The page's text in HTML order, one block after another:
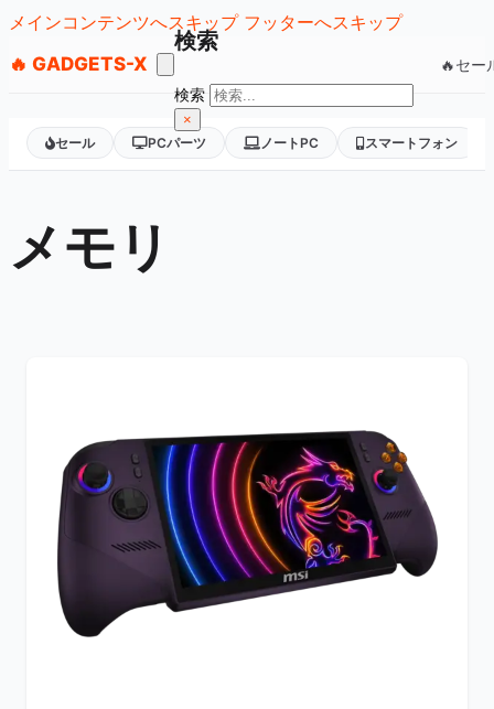
メインコンテンツへスキップ フッターへスキップ
🔥 GADGETS-X
🔥セー
検索
検索
×
セール
PCパーツ ノートPC スマートフォン
メモリ